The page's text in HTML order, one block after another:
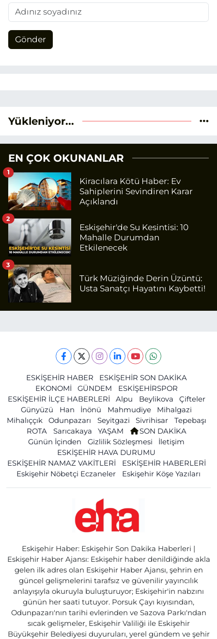
Gönder
Yükleniyor...
EN ÇOK OKUNANLAR
Kiracılara Kötü Haber: Ev
Sahiplerini Sevindiren Karar
Açıklandı
1
Eskişehir'de Su Kesintisi: 10
Mahalle Durumdan
Etkilenecek
2
Türk Müziğinde Derin Üzüntü:
Usta Sanatçı Hayatını Kaybetti!
3
ESKİŞEHİR HABER
ESKİŞEHİR SON DAKİKA
EKONOMİ
GÜNDEM
ESKİŞEHİRSPOR
ESKİŞEHİR İLÇE HABERLERİ
Alpu Beylikova
Çifteler
Günyüzü
Han İnönü Mahmudiye
Mihalgazi
Mihalıççık
Odunpazarı Seyitgazi Sivrihisar
Tepebaşı
ROTA
Sarıcakaya YAŞAM
SON DAKİKA
Günün İçinden
Gizlilik Sözleşmesi
İletişim
ESKİŞEHİR HAVA DURUMU
ESKİŞEHİR NAMAZ VAKİTLERİ
ESKİŞEHİR HABERLERİ
Eskişehir Nöbetçi Eczaneler
Eskişehir Köşe Yazıları
Eskişehir Haber: Eskişehir Son Dakika Haberleri |
Eskişehir Haber Ajansı: Eskişehir haber denildiğinde akla
gelen ilk adres olan Eskişehir Haber Ajansı, şehrin en
güncel gelişmelerini tarafsız ve güvenilir yayıncılık
anlayışıyla okuruyla buluşturuyor; Eskişehir'in nabzını
günün her saati tutuyor. Porsuk Çayı kıyısından,
Odunpazarı'nın tarihi evlerinden ve Sazova Parkı'ndan
sıcak gelişmeler, Eskişehir Valiliği ile Eskişehir
Büyükşehir Belediyesi duyuruları, yerel gündem ve şehir